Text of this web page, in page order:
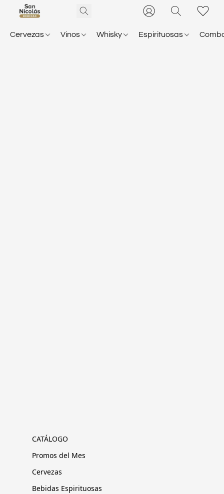
Cervezas Vinos Whisky Espirituosas
CATÁLOGO
Promos del Mes
Cervezas
Bebidas Espirituosas